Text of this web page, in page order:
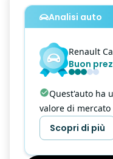
Analisi auto
Renault
Buon
Quest'auto ha
valore di mercato
Scopri di più